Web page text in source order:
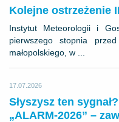
Kolejne ostrzeżenie
Instytut Meteorologii i
pierwszego stopnia
małopolskiego, w ...
17.07.2026
Słyszysz ten
„ALARM-2026” –